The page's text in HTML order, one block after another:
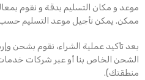
موعد و مكان التسليم بدقة و نقوم
ممكن. يمكن تأجيل موعد التسليم حسب
بعد تأكيد عملية الشراء، نقوم بشحن
الشحن الخاص بنا أو عبر شركات
منطقتك).